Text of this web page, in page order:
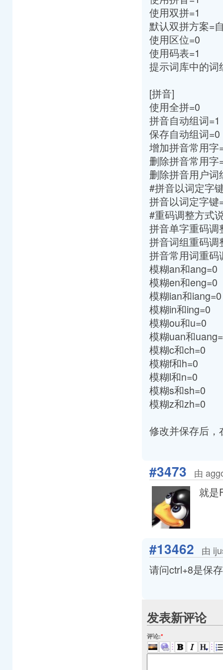
使用双拼=1
默认双拼方案=
使用区位=0
使用码表=1
提示词库中的词
[拼音]
使用全拼=0
拼音自动组词=1
保存自动组词=0
增加拼音常用字
删除拼音常用字
删除拼音用户词
#拼音以词定字
拼音以词定字键
#重码调整方式
拼音单字重码调
拼音词组重码调
拼音常用词重码
模糊an和ang=0
模糊en和eng=0
模糊ian和iang=0
模糊in和ing=0
模糊ou和u=0
模糊uan和
模糊c和ch=0
模糊f和h=0
模糊l和n=0
模糊s和sh=0
模糊z和zh=0
修改并保存后，
#3473 由
就是
#13462 由
请问ctrl+8是保
发表新评论
评论:*